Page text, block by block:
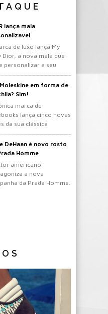
lança mala
de luxo lança My
Dior, a nova mala que
personalizar a seu
em forma de
Sim!
marca de
lança cinco novas
da sua clássica
DeHaan é novo rosto
Homme
americano
a nova
da Prada Homme.